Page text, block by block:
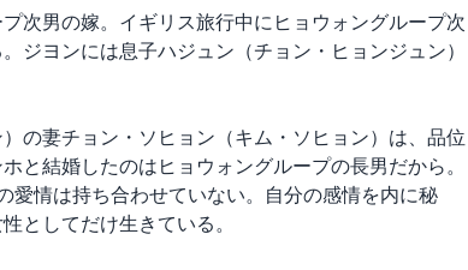
次男の嫁。イギリス旅行中にヒョウォングループ次
ジヨンには息子ハジュン（チョン・ヒョンジュン）
の妻チョン・ソヒョン（キム・ソヒョン）は、品位
と結婚したのはヒョウォングループの長男だから。
愛情は持ち合わせていない。自分の感情を内に秘
としてだけ生きている。